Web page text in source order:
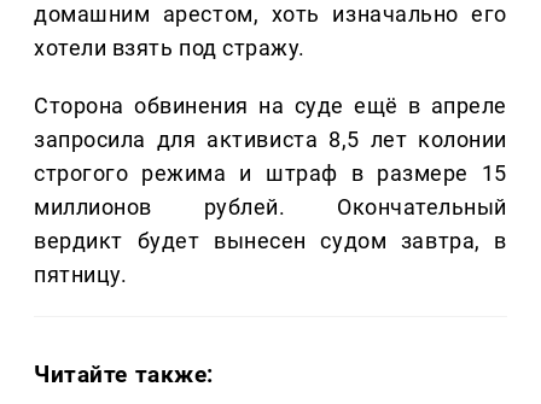
домашним арестом, хоть изначально его
хотели взять под стражу.
Сторона обвинения на суде ещё в апреле
запросила для активиста 8,5 лет колонии
строгого режима и штраф в размере 15
миллионов рублей. Окончательный
вердикт будет вынесен судом завтра, в
пятницу.
Читайте также: